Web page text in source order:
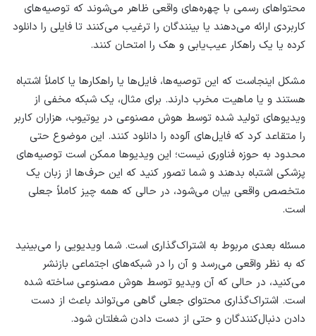
محتواهای رسمی با چهره‌های واقعی ظاهر می‌شوند که توصیه‌های
کاربردی ارائه می‌دهند یا بینندگان را ترغیب می‌کنند تا فایلی را دانلود
کرده یا یک راهکار عیب‌یابی و هک را امتحان کنند.
مشکل اینجاست که این توصیه‌ها، فایل‌ها یا راهکارها یا کاملاً اشتباه
هستند و یا ماهیت مخرب دارند. برای مثال، یک شبکه مخفی از
ویدیوهای تولید شده توسط هوش مصنوعی در یوتیوب، هزاران کاربر
را متقاعد کرد که فایل‌های آلوده را دانلود کنند. این موضوع حتی
محدود به حوزه فناوری نیست؛ این ویدیوها ممکن است توصیه‌های
پزشکی اشتباه بدهند و شما تصور کنید که این حرف‌ها از زبان یک
متخصص واقعی بیان می‌شود، در حالی که همه چیز کاملاً جعلی
است.
مسئله بعدی مربوط به اشتراک‌گذاری است. شما ویدیویی را می‌بینید
که به نظر واقعی می‌رسد و آن را در شبکه‌های اجتماعی بازنشر
می‌کنید، در حالی که آن ویدیو توسط هوش مصنوعی ساخته شده
است. اشتراک‌گذاری محتوای جعلی گاهی می‌تواند باعث از دست
دادن دنبال‌کنندگان و حتی از دست دادن شغلتان شود.